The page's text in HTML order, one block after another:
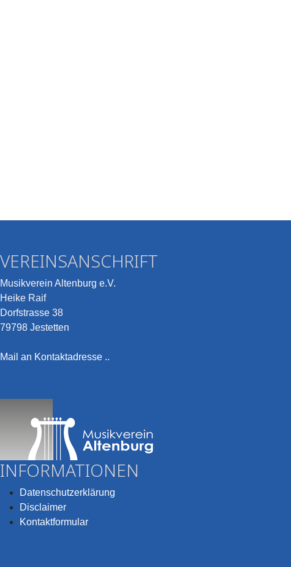
VEREINSANSCHRIFT
Musikverein Altenburg e.V.
Heike Raif
Dorfstrasse 38
79798 Jestetten
Mail an Kontaktadresse ..
INFORMATIONEN
Datenschutzerklärung
Disclaimer
Kontaktformular